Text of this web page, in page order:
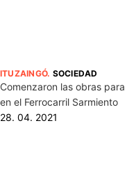
ITUZAINGÓ. SOCIEDAD
Comenzaron las obras
en el Ferrocarril Sarmiento
28. 04. 2021